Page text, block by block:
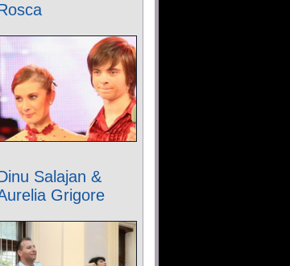
Salajan &
Grigore